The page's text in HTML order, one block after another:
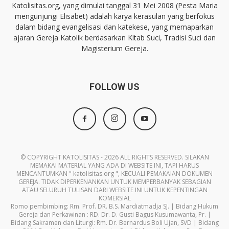
Katolisitas.org, yang dimulai tanggal 31 Mei 2008 (Pesta Maria
mengunjungi Elisabet) adalah karya kerasulan yang berfokus
dalam bidang evangelisasi dan katekese, yang memaparkan
ajaran Gereja Katolik berdasarkan Kitab Suci, Tradisi Suci dan
Magisterium Gereja.
FOLLOW US
© COPYRIGHT KATOLISITAS - 2026 ALL RIGHTS RESERVED. SILAKAN
MEMAKAI MATERIAL YANG ADA DI WEBSITE INI, TAPI HARUS
MENCANTUMKAN " katolisitas.org ", KECUALI PEMAKAIAN DOKUMEN
GEREJA. TIDAK DIPERKENANKAN UNTUK MEMPERBANYAK SEBAGIAN
ATAU SELURUH TULISAN DARI WEBSITE INI UNTUK KEPENTINGAN
KOMERSIAL
Romo pembimbing: Rm. Prof. DR. B.S. Mardiatmadja SJ. | Bidang Hukum
Gereja dan Perkawinan : RD. Dr. D. Gusti Bagus Kusumawanta, Pr. |
Bidang Sakramen dan Liturgi: Rm. Dr. Bernardus Boli Ujan, SVD | Bidang